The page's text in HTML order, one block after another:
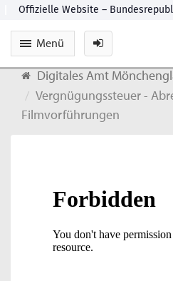
Menü
Digitales Amt
Vergnügungssteuer -
Filmvorführungen